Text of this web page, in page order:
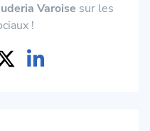
Varoise sur les
!